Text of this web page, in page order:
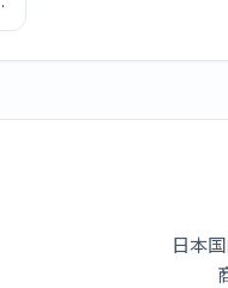
日本